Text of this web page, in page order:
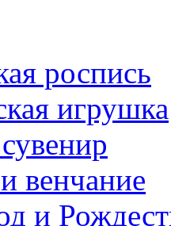
роспись
игрушка
венчание
и